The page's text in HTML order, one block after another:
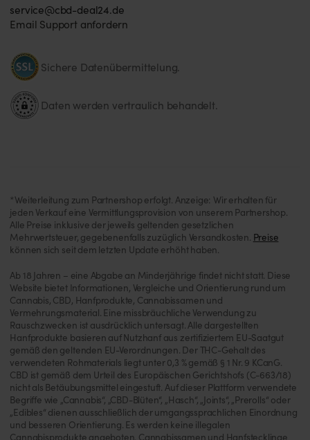
service@cbd-deal24.de
Email Support anfordern
Sichere Datenübermittelung.
Daten werden vertraulich behandelt.
*Weiterleitung zum Partnershop erfolgt. Anzeige: Wir erhalten für
jeden Verkauf eine Vermittlungsprovision von unserem Partnershop.
Alle Preise inklusive der jeweils geltenden gesetzlichen
Mehrwertsteuer, gegebenenfalls zuzüglich Versandkosten. Preise
können sich seit dem letzten Update erhöht haben.
Ab 18 Jahren – eine Abgabe an Minderjährige findet nicht statt. Diese
Website bietet Informationen, Vergleiche und Orientierung rund um
Cannabis, CBD, Hanfprodukte, Cannabissamen und
Vermehrungsmaterial. Eine missbräuchliche Verwendung zu
Rauschzwecken ist ausdrücklich untersagt. Alle dargestellten
Hanfprodukte basieren auf Nutzhanf aus zertifiziertem EU-Saatgut
gemäß den geltenden EU-Verordnungen. Der THC-Gehalt des
verwendeten Rohmaterials liegt unter 0,3 % gemäß § 1 Nr. 9 KCanG.
CBD ist gemäß dem Urteil des Europäischen Gerichtshofs (C-663/18)
nicht als Betäubungsmittel eingestuft. Auf dieser Plattform verwendete
Begriffe wie „Cannabis“, „CBD-Blüten“, „Hasch“, „Joints“, „Prerolls“ oder
„Edibles“ dienen ausschließlich der umgangssprachlichen Einordnung
und besseren Orientierung. Es werden keine illegalen
Cannabisprodukte angeboten. Cannabissamen und Hanfstecklinge